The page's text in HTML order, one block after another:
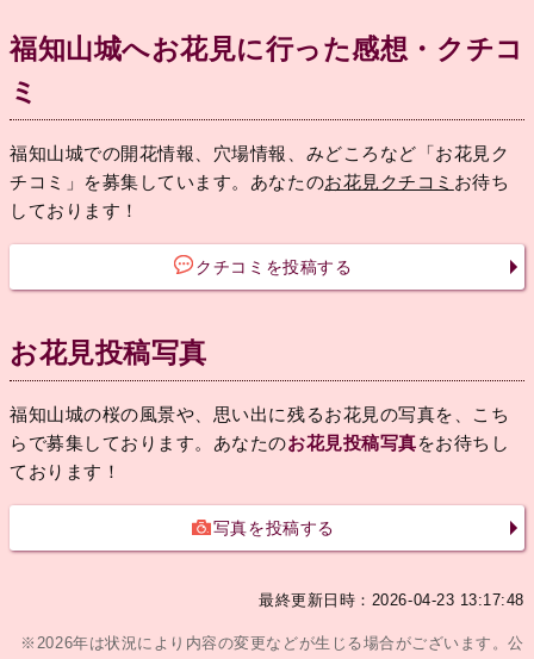
福知山城へお花見に行った感想・クチコ
ミ
福知山城での開花情報、穴場情報、みどころなど「お花見ク
チコミ」を募集しています。あなたのお花見クチコミ お待ち
しております！
クチコミを投稿する
お花見投稿写真
福知山城の桜の風景や、思い出に残るお花見の写真を、こち
らで募集しております。あなたのお花見投稿写真をお待ちし
ております！
写真を投稿する
最終更新日時：2026-04-23 13:17:48
※2026年は状況により内容の変更などが生じる場合がございます。公